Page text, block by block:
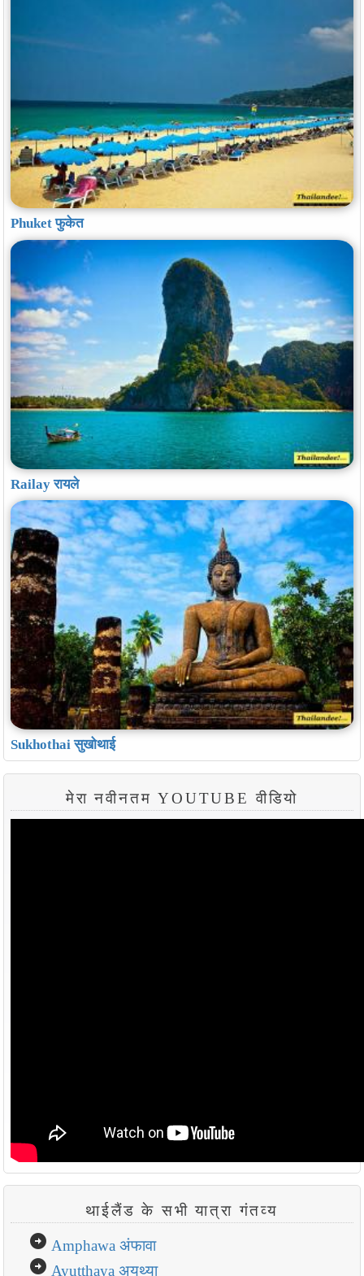
Phuket फुकेत
Railay रायले
Sukhothai सुखोथाई
मेरा नवीनतम YOUTUBE वीडियो
थाईलैंड के सभी यात्रा गंतव्य
arrow_circle_right Amphawa अंफावा
arrow_circle_right Ayutthaya अयुथ्या